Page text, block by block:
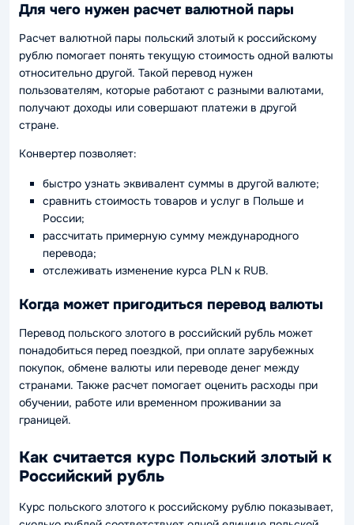
Для чего нужен расчет валютной пары
Расчет валютной пары польский злотый к российскому
рублю помогает понять текущую стоимость одной валюты
относительно другой. Такой перевод нужен
пользователям, которые работают с разными валютами,
получают доходы или совершают платежи в другой
стране.
Конвертер позволяет:
быстро узнать эквивалент суммы в другой валюте;
сравнить стоимость товаров и услуг в Польше и
России;
рассчитать примерную сумму международного
перевода;
отслеживать изменение курса PLN к RUB.
Когда может пригодиться перевод валюты
Перевод польского злотого в российский рубль может
понадобиться перед поездкой, при оплате зарубежных
покупок, обмене валюты или переводе денег между
странами. Также расчет помогает оценить расходы при
обучении, работе или временном проживании за
границей.
Как считается курс Польский злотый к
Российский рубль
Курс польского злотого к российскому рублю показывает,